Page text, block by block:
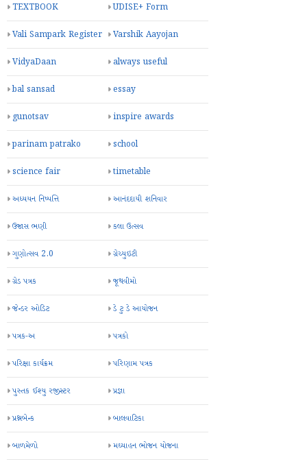
TEXTBOOK UDISE+ Form
Vali Sampark Register Varshik Aayojan
VidyaDaan always useful
bal sansad essay
gunotsav inspire awards
parinam patrako school
science fair timetable
અધ્યયન નિષ્પત્તિ આનંદદાયી શનિવાર
ઉજાસ ભણી કલા ઉત્સવ
ગુણોત્સવ 2.0 ગ્રેચ્યુઇટી
ગ્રેડ પત્રક જૂથવીમો
જેન્ડર ઓડિટ ડે ટુ ડે આયોજન
પત્રક-અ પત્રકો
પરિક્ષા કાર્યક્રમ પરિણામ પત્રક
પુસ્તક ઈશ્યુ રજીસ્ટર પ્રજ્ઞા
પ્રશ્નબેન્ક બાલવાટિકા
બાળમેળો મઘ્યાહન ભોજન યોજના